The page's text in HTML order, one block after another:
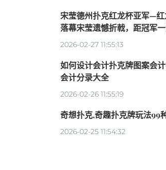
宋莹德州扑克红龙杯亚军—
落幕宋莹遗憾折戟，距冠军
2026-02-27 11:55:13
如何设计会计扑克牌图案会
会计分录大全
2026-02-26 11:55:19
奇想扑克,奇趣扑克牌玩法99
2026-02-25 11:54:32